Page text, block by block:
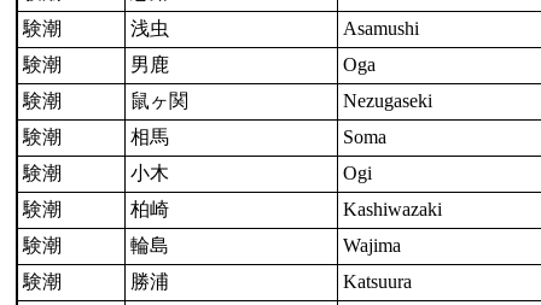
験潮
浅虫
Asamushi
験潮
男鹿
Oga
験潮
鼠ヶ関
Nezugaseki
験潮
相馬
Soma
験潮
小木
Ogi
験潮
柏崎
Kashiwazaki
験潮
輪島
Wajima
験潮
勝浦
Katsuura